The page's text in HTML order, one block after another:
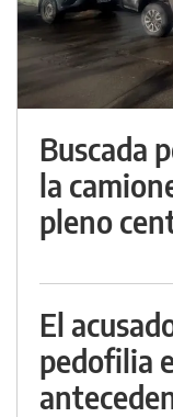
Buscada
la
pleno
El
pedofilia